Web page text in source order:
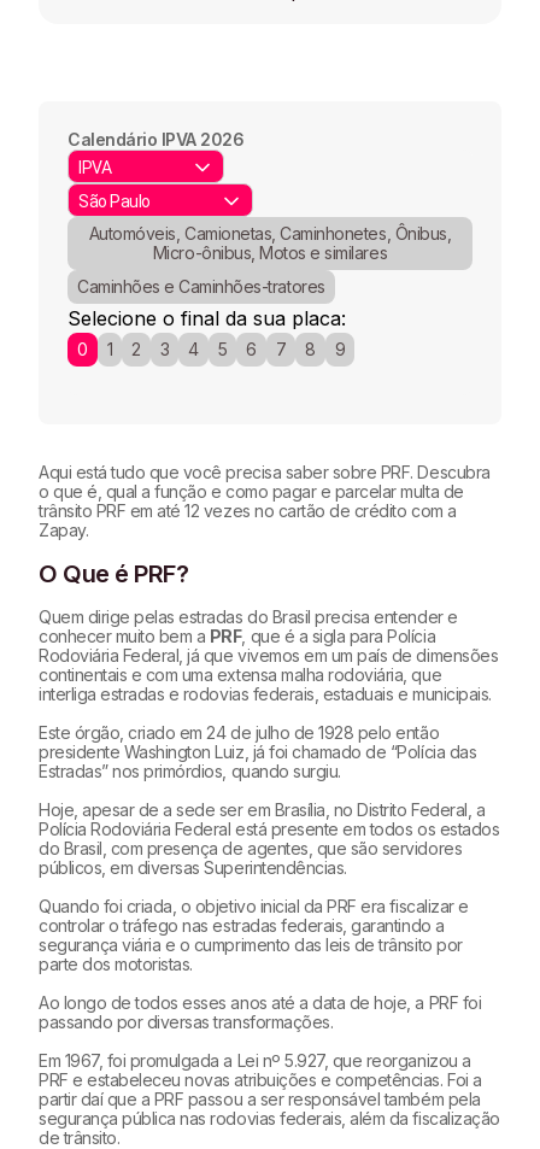
liquidados junto à rede bancária. Depois desse
mais, como no caso de dívida ativa ou de débitos
que forem de órgãos diferentes.
podem ser enviados para lá).
Calendário IPVA 2026
Automóveis, Camionetas, Caminhonetes, Ônibus,
Micro-ônibus, Motos e similares
Caminhões e Caminhões-tratores
Selecione o final da sua placa:
0 1 2 3 4 5 6 7 8 9
Aqui está tudo que você precisa saber sobre PRF. Descubra
o que é, qual a função e como pagar e parcelar multa de
trânsito PRF em até 12 vezes no cartão de crédito com a
Zapay.
O Que é PRF?
Quem dirige pelas estradas do Brasil precisa entender e
conhecer muito bem a PRF, que é a sigla para Polícia
Rodoviária Federal, já que vivemos em um país de dimensões
continentais e com uma extensa malha rodoviária, que
interliga estradas e rodovias federais, estaduais e municipais.
Este órgão, criado em 24 de julho de 1928 pelo então
presidente Washington Luiz, já foi chamado de “Polícia das
Estradas” nos primórdios, quando surgiu.
Hoje, apesar de a sede ser em Brasília, no Distrito Federal, a
Polícia Rodoviária Federal está presente em todos os estados
do Brasil, com presença de agentes, que são servidores
públicos, em diversas Superintendências.
Quando foi criada, o objetivo inicial da PRF era fiscalizar e
controlar o tráfego nas estradas federais, garantindo a
segurança viária e o cumprimento das leis de trânsito por
parte dos motoristas.
Ao longo de todos esses anos até a data de hoje, a PRF foi
passando por diversas transformações.
Em 1967, foi promulgada a Lei nº 5.927, que reorganizou a
PRF e estabeleceu novas atribuições e competências. Foi a
partir daí que a PRF passou a ser responsável também pela
segurança pública nas rodovias federais, além da fiscalização
de trânsito.